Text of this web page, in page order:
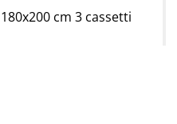
cm 3 cassetti